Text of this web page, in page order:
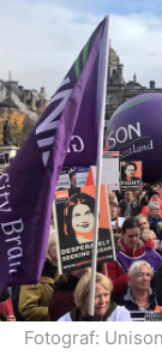
Fotograf: Unison